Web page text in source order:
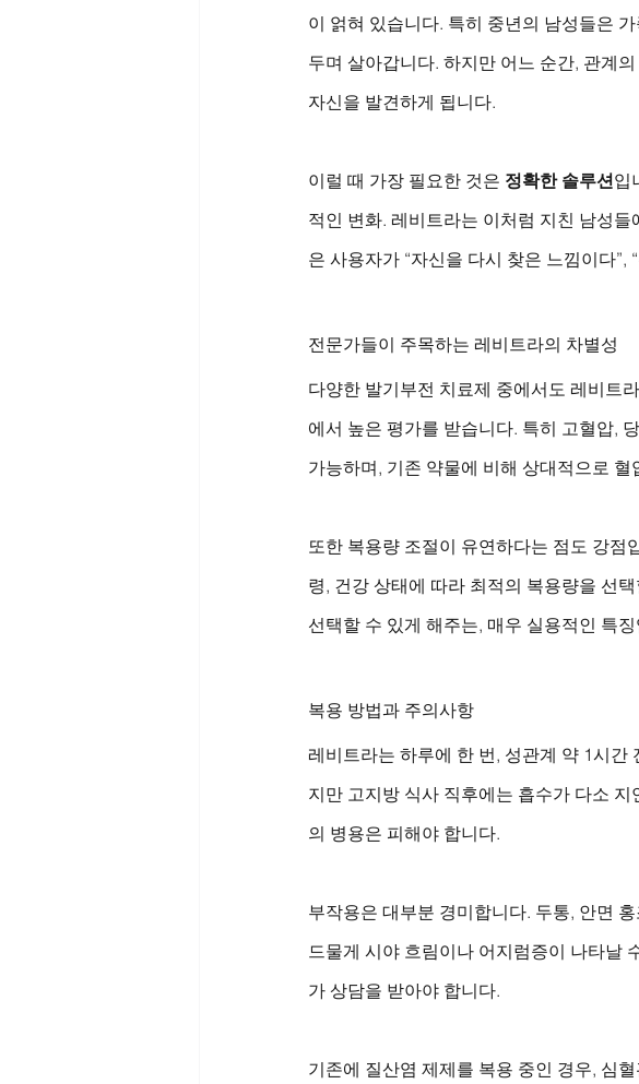
이 얽혀 있습니다. 특히 중년의 남성들은
두며 살아갑니다. 하지만 어느 순간, 관계
자신을 발견하게 됩니다.
이럴 때 가장 필요한 것은 정확한 솔루션입
적인 변화. 레비트라는 이처럼 지친 남성
은 사용자가 “자신을 다시 찾은 느낌이다
전문가들이 주목하는 레비트라의 차별성
다양한 발기부전 치료제 중에서도 레비트
에서 높은 평가를 받습니다. 특히 고혈압,
가능하며, 기존 약물에 비해 상대적으로
또한 복용량 조절이 유연하다는 점도 강점
령, 건강 상태에 따라 최적의 복용량을 선택
선택할 수 있게 해주는, 매우 실용적인 특
복용 방법과 주의사항
레비트라는 하루에 한 번, 성관계 약 1시
지만 고지방 식사 직후에는 흡수가 다소
의 병용은 피해야 합니다.
부작용은 대부분 경미합니다. 두통, 안면
드물게 시야 흐림이나 어지럼증이 나타날
가 상담을 받아야 합니다.
기존에 질산염 제제를 복용 중인 경우, 심